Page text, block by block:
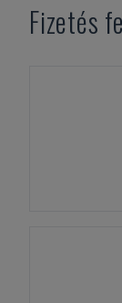
Fizetés